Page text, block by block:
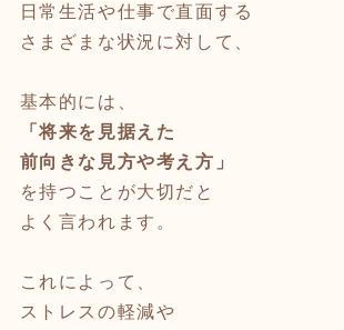
日常生活や仕事で直面する
さまざまな状況に対して、
基本的には、
「将来を見据えた
前向きな見方や考え方」
を持つことが大切だと
よく言われます。
これによって、
ストレスの軽減や